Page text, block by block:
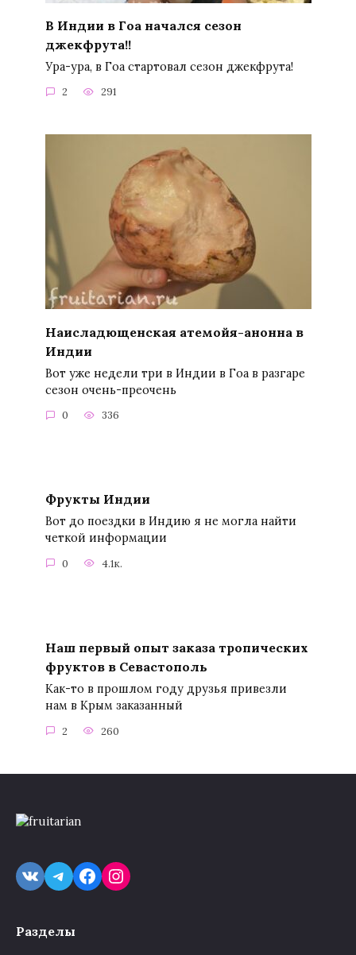
В Индии в Гоа начался сезон
джекфрута!!
Ура-ура, в Гоа стартовал сезон джекфрута!
2 291
Наисладющенская атемойя-анонна в
Индии
Вот уже недели три в Индии в Гоа в разгаре
сезон очень-преочень
0 336
Фрукты Индии
Вот до поездки в Индию я не могла найти
четкой информации
0 4.1к.
Наш первый опыт заказа тропических
фруктов в Севастополь
Как-то в прошлом году друзья привезли
нам в Крым заказанный
2 260
VKTelegram
Facebook
Instagram
Разделы